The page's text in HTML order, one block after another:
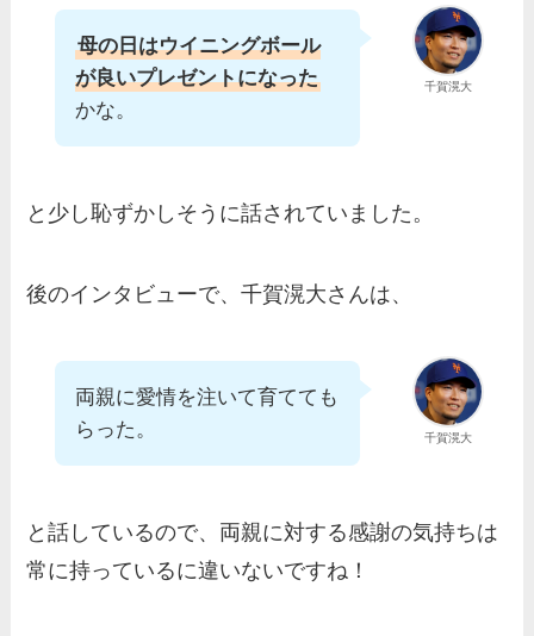
千賀滉大
母の日はウイニングボール
が良いプレゼントになった
かな。
と少し恥ずかしそうに話されていました。
後のインタビューで、千賀滉大さんは、
千賀滉大
両親に愛情を注いて育てても
らった。
と話しているので、両親に対する感謝の気持ちは
常に持っているに違いないですね！